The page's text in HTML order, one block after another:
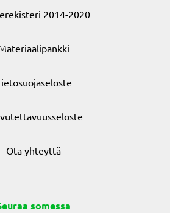
2014-2020
Ota yhteyttä
somessa